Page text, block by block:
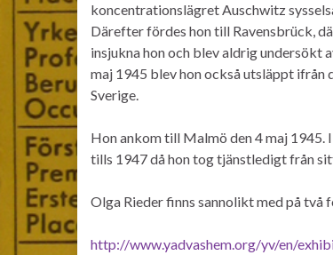
koncentrationslägret Auschwitz
Därefter fördes hon till Ravensbrück,
insjukna hon och blev aldrig undersökt
maj 1945 blev hon också utsläppt ifrån
Sverige.
Hon ankom till Malmö den 4 maj 1945.
tills 1947 då hon tog tjänstledigt från
Olga Rieder finns sannolikt med på
http://www.yadvashem.org/yv/en/